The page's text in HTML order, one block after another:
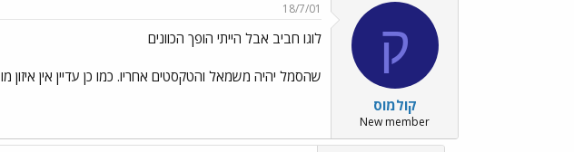
ק
קולמוס
New member
18/7/01
לוגו חביב אבל הייתי הופך הכוונים
שהסמל יהיה משמאל והטקסטים אחריו. כמו כן עדיין אין